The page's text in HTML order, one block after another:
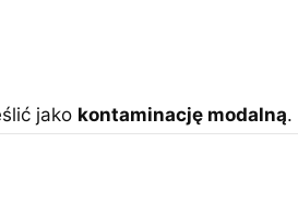
jako kontaminację modalną.